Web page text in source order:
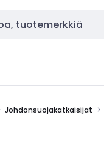
Johdonsuojakatkaisijat